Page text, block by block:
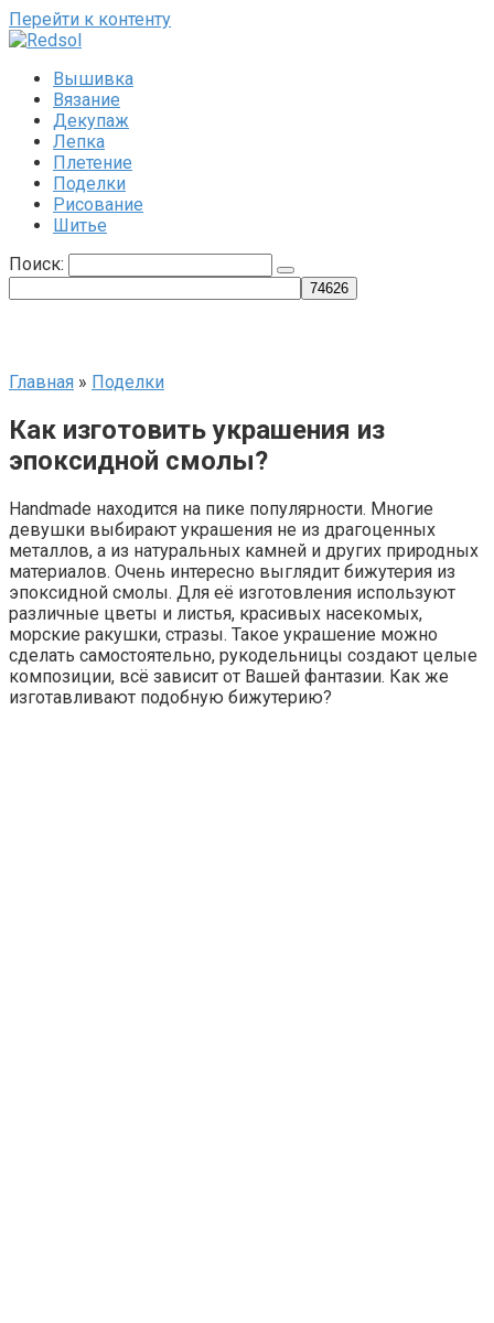
Перейти к контенту
Вышивка
Вязание
Декупаж
Лепка
Плетение
Поделки
Рисование
Шитье
Поиск:
Главная » Поделки
Как изготовить украшения из
эпоксидной смолы?
Handmade находится на пике популярности. Многие
девушки выбирают украшения не из драгоценных
металлов, а из натуральных камней и других природных
материалов. Очень интересно выглядит бижутерия из
эпоксидной смолы. Для её изготовления используют
различные цветы и листья, красивых насекомых,
морские ракушки, стразы. Такое украшение можно
сделать самостоятельно, рукодельницы создают целые
композиции, всё зависит от Вашей фантазии. Как же
изготавливают подобную бижутерию?